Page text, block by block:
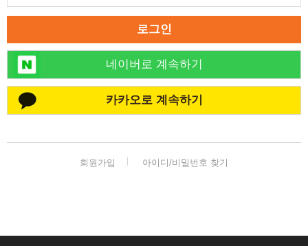
로그인
네이버로 계속하기
카카오로 계속하기
회원가입 아이디/비밀번호 찾기